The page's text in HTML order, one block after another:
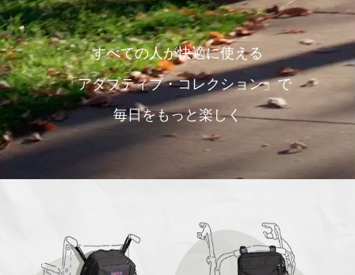
すべての人が快適に使える
「アダプティブ・コレクション」で
毎日をもっと楽しく